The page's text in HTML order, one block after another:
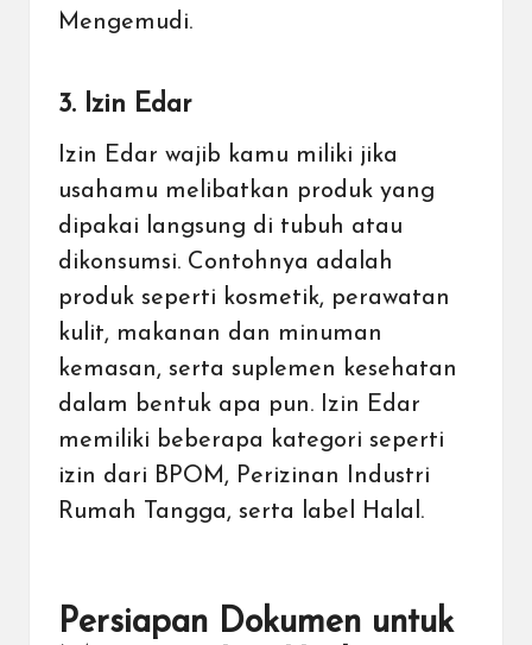
Mengemudi.
3. Izin Edar
Izin Edar wajib kamu miliki jika
usahamu melibatkan produk yang
dipakai langsung di tubuh atau
dikonsumsi. Contohnya adalah
produk seperti kosmetik, perawatan
kulit, makanan dan minuman
kemasan, serta suplemen kesehatan
dalam bentuk apa pun. Izin Edar
memiliki beberapa kategori seperti
izin dari BPOM, Perizinan Industri
Rumah Tangga, serta label Halal.
Persiapan Dokumen untuk